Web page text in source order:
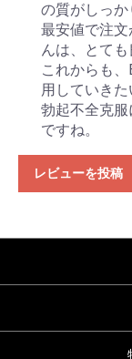
の質がしっか
最安値で注
んは、とても
これからも
用していきた
勃起不全克
ですね。
レビューを投稿